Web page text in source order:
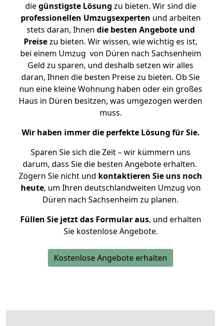
diegünstigste Lösung zu bieten. Wir sind die
professionellen Umzugsexperten und arbeiten
stets daran, Ihnen die besten Angebote und
Preisezu bieten. Wir wissen, wie wichtig es ist,
bei einem Umzug von Düren nach Sachsenheim
Geld zu sparen, und deshalb setzen wir alles
daran, Ihnen die besten Preise zu bieten. Ob Sie
nun eine kleine Wohnung haben oder ein großes
Haus in Düren besitzen, was umgezogen werden
muss.
Wir haben immer die perfekte Lösung für Sie.
Sparen Sie sich die Zeit – wir kümmern uns
darum, dass Sie die besten Angebote erhalten.
Zögern Sie nicht und kontaktieren Sie uns noch
heute, um Ihren deutschlandweiten Umzug von
Düren nach Sachsenheim zu planen.
Füllen Sie jetzt das Formular aus, und erhalten
Sie kostenlose Angebote.
Kostenlose Angebote erhalten